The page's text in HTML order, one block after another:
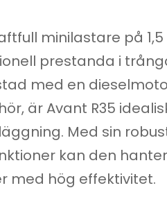
minilastare på 1,5
prestanda i
med en
är Avant R35
Med sin
kan den
med hög effektivitet.